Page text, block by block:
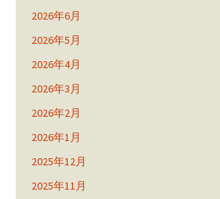
2026年6月
2026年5月
2026年4月
2026年3月
2026年2月
2026年1月
2025年12月
2025年11月